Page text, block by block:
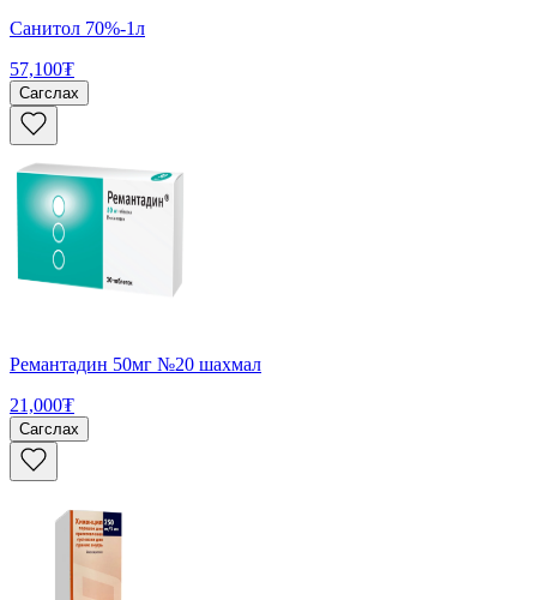
Санитол 70%-1л
57,100₮
Сагслах
Ремантадин 50мг №20 шахмал
21,000₮
Сагслах